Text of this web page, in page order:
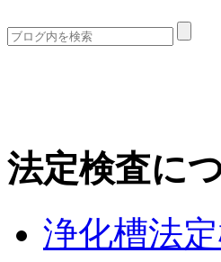
法定検査に
浄化槽法